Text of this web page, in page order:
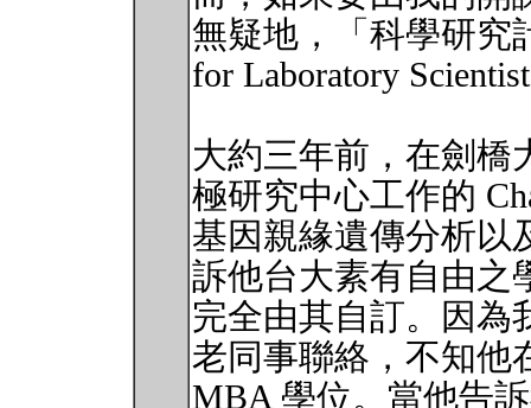
無疑地，「科學研究
for Laboratory
大約三年前，在劍橋
極研究中心工作的
基因親緣遺傳分析以
訴他台大素有自由之
完全由其自訂。因為
老同事聯絡，不知他
MBA 學位。當他告